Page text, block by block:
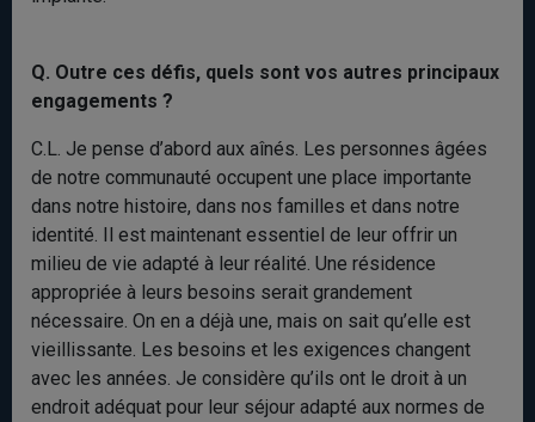
Q. Outre ces défis, quels sont vos autres principaux
engagements ?
C.L. Je pense d’abord aux aînés. Les personnes âgées
de notre communauté occupent une place importante
dans notre histoire, dans nos familles et dans notre
identité. Il est maintenant essentiel de leur offrir un
milieu de vie adapté à leur réalité. Une résidence
appropriée à leurs besoins serait grandement
nécessaire. On en a déjà une, mais on sait qu’elle est
vieillissante. Les besoins et les exigences changent
avec les années. Je considère qu’ils ont le droit à un
endroit adéquat pour leur séjour adapté aux normes de